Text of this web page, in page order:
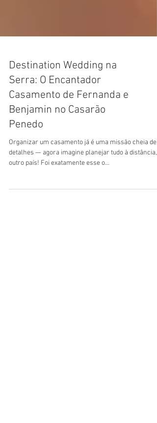
Destination Wedding na
Serra: O Encantador
Casamento de Fernanda e
Benjamin no Casarão
Penedo
Organizar um casamento já é uma missão cheia de
outro país! Foi exatamente esse o...